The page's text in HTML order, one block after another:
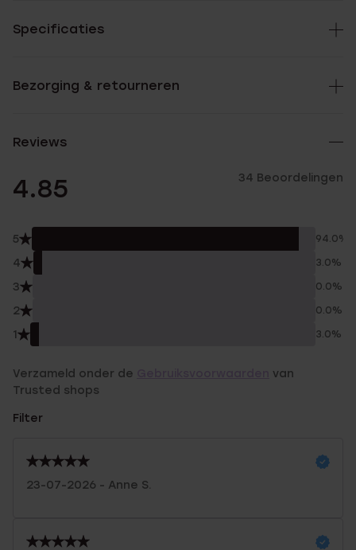
Specificaties
Bezorging & retourneren
Reviews
4.85 34 Beoordelingen
5 94.0%
4 3.0%
3 0.0%
2 0.0%
1 3.0%
Verzameld onder de
van
Trusted shops
Filter
23-07-2026 - Anne S.